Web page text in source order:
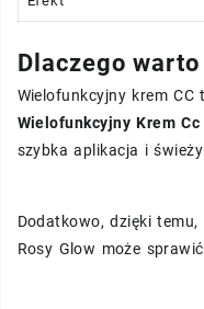
Dlaczego
Wielofunkcyjny krem
Wielofunkcyjny Krem
szybka aplikacja i
Dodatkowo, dzięki
Rosy Glow może